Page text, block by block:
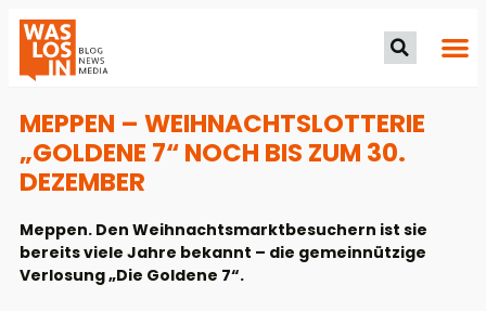
MEPPEN – WEIHNACHTSLOTTERIE
„GOLDENE 7“ NOCH BIS ZUM 30.
DEZEMBER
Meppen. Den Weihnachtsmarktbesuchern ist sie
bereits viele Jahre bekannt – die gemeinnützige
Verlosung „Die Goldene 7“.